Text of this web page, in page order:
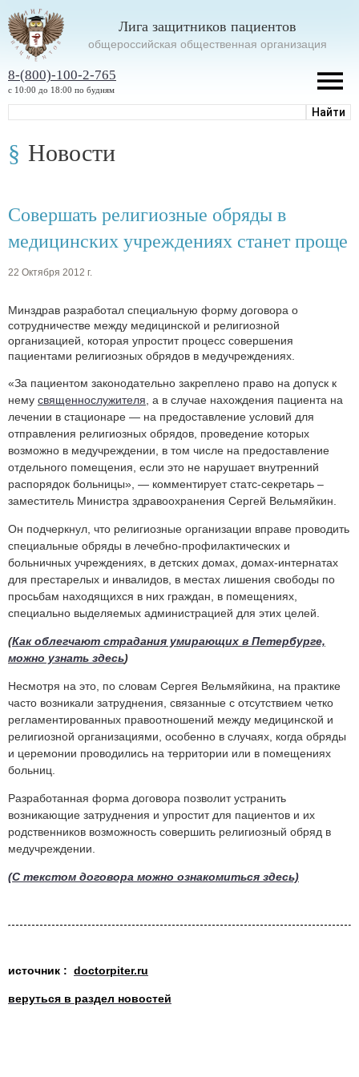
Лига защитников пациентов
oбщероссийская общественная организация
8-(800)-100-2-765
с 10:00 до 18:00 по будням
Новости
Совершать религиозные обряды в
медицинских учреждениях станет проще
22 Октября 2012 г.
Минздрав разработал специальную форму договора о
сотрудничестве между медицинской и религиозной
организацией, которая упростит процесс совершения
пациентами религиозных обрядов в медучреждениях.
«За пациентом законодательно закреплено право на допуск к
нему священнослужителя , а в случае нахождения пациента на
лечении в стационаре — на предоставление условий для
отправления религиозных обрядов, проведение которых
возможно в медучреждении, в том числе на предоставление
отдельного помещения, если это не нарушает внутренний
распорядок больницы», — комментирует статс-секретарь –
заместитель Министра здравоохранения Сергей Вельмяйкин.
Он подчеркнул, что религиозные организации вправе проводить
специальные обряды в лечебно-профилактических и
больничных учреждениях, в детских домах, домах-интернатах
для престарелых и инвалидов, в местах лишения свободы по
просьбам находящихся в них граждан, в помещениях,
специально выделяемых администрацией для этих целей.
(Как облегчают страдания умирающих в Петербурге,
можно узнать здесь)
Несмотря на это, по словам Сергея Вельмяйкина, на практике
часто возникали затруднения, связанные с отсутствием четко
регламентированных правоотношений между медицинской и
религиозной организациями, особенно в случаях, когда обряды
и церемонии проводились на территории или в помещениях
больниц.
Разработанная форма договора позволит устранить
возникающие затруднения и упростит для пациентов и их
родственников возможность совершить религиозный обряд в
медучреждении.
(С текстом договора можно ознакомиться здесь)
источник : doctorpiter.ru
веруться в раздел новостей